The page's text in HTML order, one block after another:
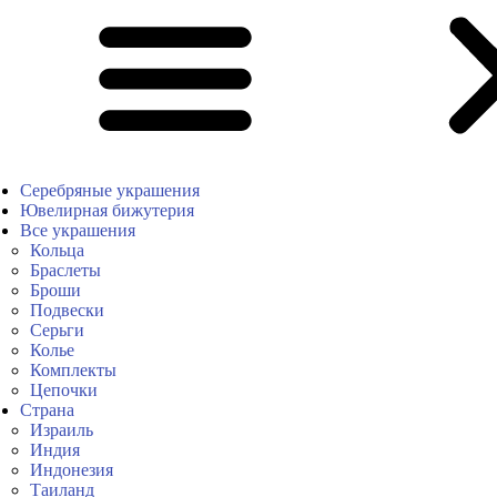
Серебряные украшения
Ювелирная бижутерия
Все украшения
Кольца
Браслеты
Броши
Подвески
Серьги
Колье
Комплекты
Цепочки
Страна
Израиль
Индия
Индонезия
Таиланд